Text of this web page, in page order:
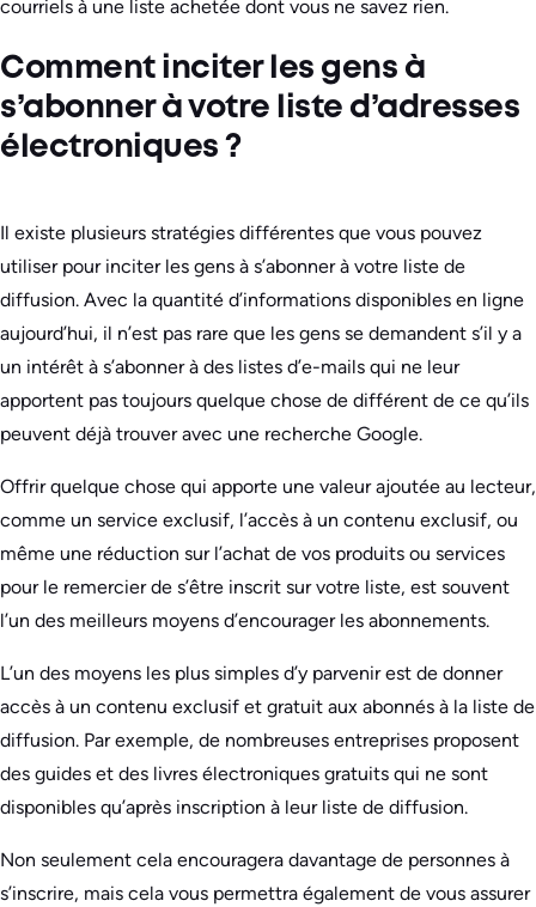
courriels à une liste achetée dont vous ne savez rien.
Comment inciter les gens à
s’abonner à votre liste d’adresses
électroniques ?
Il existe plusieurs stratégies différentes que vous pouvez
utiliser pour inciter les gens à s’abonner à votre liste de
diffusion. Avec la quantité d’informations disponibles en ligne
aujourd’hui, il n’est pas rare que les gens se demandent s’il y a
un intérêt à s’abonner à des listes d’e-mails qui ne leur
apportent pas toujours quelque chose de différent de ce qu’ils
peuvent déjà trouver avec une recherche Google.
Offrir quelque chose qui apporte une valeur ajoutée au lecteur,
comme un service exclusif, l’accès à un contenu exclusif, ou
même une réduction sur l’achat de vos produits ou services
pour le remercier de s’être inscrit sur votre liste, est souvent
l’un des meilleurs moyens d’encourager les abonnements.
L’un des moyens les plus simples d’y parvenir est de donner
accès à un contenu exclusif et gratuit aux abonnés à la liste de
diffusion. Par exemple, de nombreuses entreprises proposent
des guides et des livres électroniques gratuits qui ne sont
disponibles qu’après inscription à leur liste de diffusion.
Non seulement cela encouragera davantage de personnes à
s’inscrire, mais cela vous permettra également de vous assurer